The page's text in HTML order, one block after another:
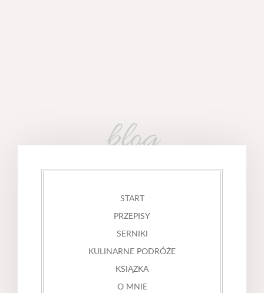
blog
START
PRZEPISY
SERNIKI
KULINARNE PODRÓŻE
KSIĄŻKA
O MNIE